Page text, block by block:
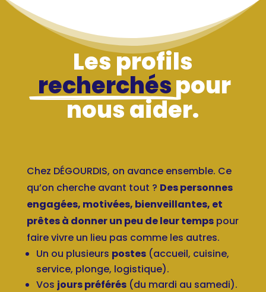
Les profils
recherchéspour
nous aider.
Chez DÉGOURDIS, on avance ensemble. Ce
qu’on cherche avant tout ? Des personnes
engagées, motivées, bienveillantes, et
prêtes à donner un peu de leur tempspour
faire vivre un lieu pas comme les autres.
Un ou plusieurs postes(accueil, cuisine,
service, plonge, logistique).
Vos jours préférés(du mardi au samedi).